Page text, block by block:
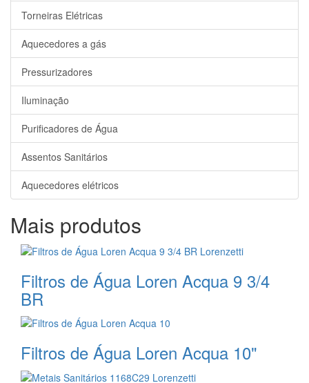
Torneiras Elétricas
Aquecedores a gás
Pressurizadores
Iluminação
Purificadores de Água
Assentos Sanitários
Aquecedores elétricos
Mais produtos
Filtros de Água Loren Acqua 9 3/4
BR
Filtros de Água Loren Acqua 10"